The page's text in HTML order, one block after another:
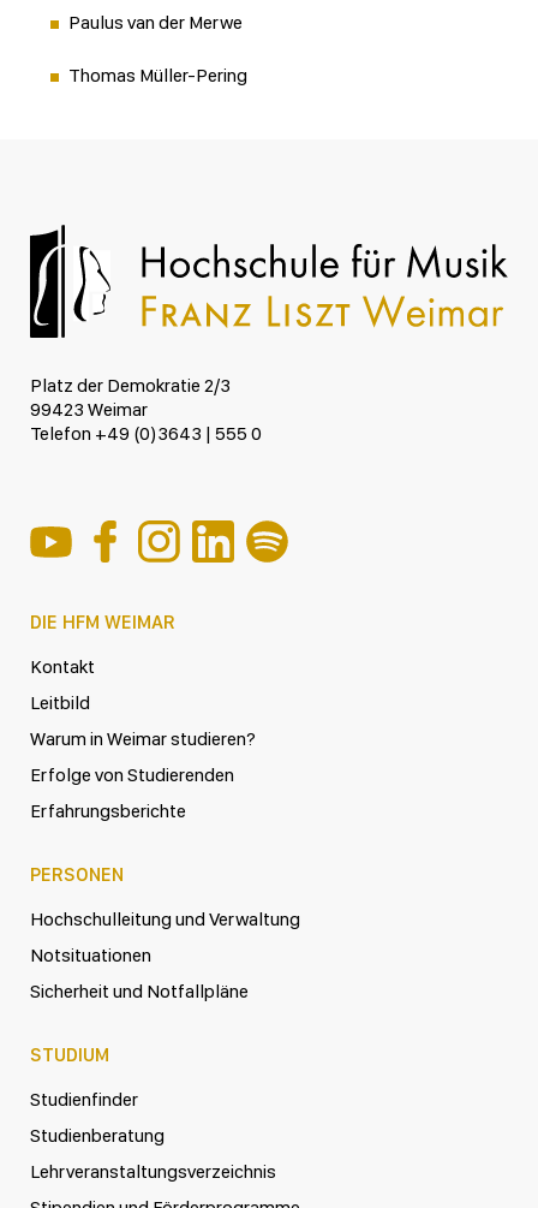
Paulus van der Merwe
Thomas Müller-Pering
Platz der Demokratie 2/3
99423 Weimar
Telefon +49 (0)3643 | 555 0
DIE HFM WEIMAR
Kontakt
Leitbild
Warum in Weimar studieren?
Erfolge von Studierenden
Erfahrungsberichte
PERSONEN
Hochschulleitung und Verwaltung
Notsituationen
Sicherheit und Notfallpläne
STUDIUM
Studienfinder
Studienberatung
Lehrveranstaltungsverzeichnis